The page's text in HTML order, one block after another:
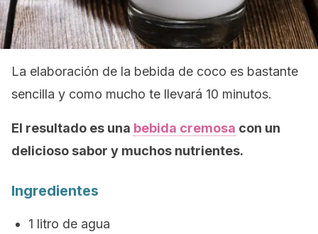
La elaboración de la bebida de coco es bastante
sencilla y como mucho te llevará 10 minutos.
El resultado es una bebida cremosa con un
delicioso sabor y muchos nutrientes.
Ingredientes
1 litro de agua